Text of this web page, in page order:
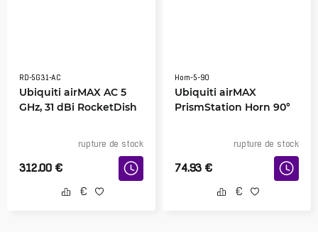
RD-5G31-AC
Ubiquiti airMAX AC 5
GHz, 31 dBi RocketDish
rupture de stock
312.00 €
Horn-5-90
Ubiquiti airMAX
PrismStation Horn 90°
rupture de stock
74.93 €